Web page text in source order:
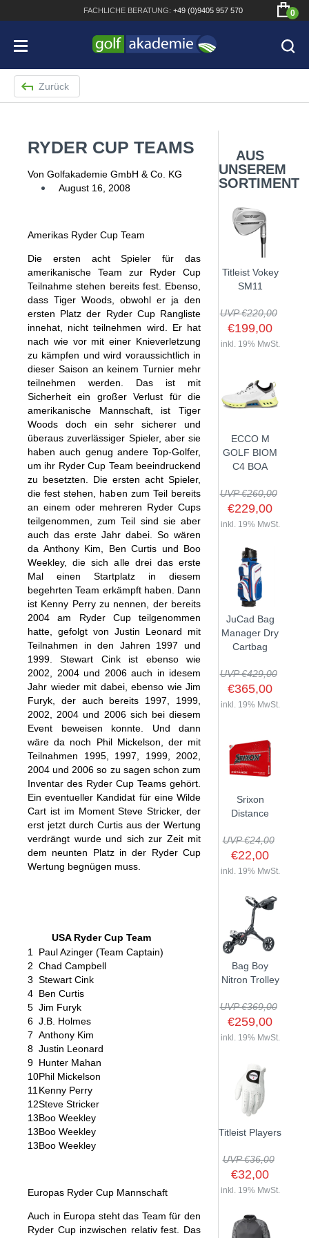
FACHLICHE BERATUNG: +49 (0)9405 957 570 0
Bridgestone JGR Driver 2018
Cobra King F8+ Driver
SHOP
GOLFSCHLÄGER
DRIVER
FAIRWAYHÖLZER
EISENSÄTZE
HYBRIDS
DRIVING EISEN
PUTTER
KINDER GOLFSCHLÄGER
KOMPLETTSETS
HEADS
SHAFTS
DEMOSCHLÄGER
BAGS
CARTBAGS
STANDBAGS
TRAVELBAGS
SONSTIGE BAGS
TROLLIES
PUSH- & PULLTROLLIES
ELEKTROTROLLIES
TROLLEY ZUBEHÖR
BÄLLE
GOLFBÄLLE
LOGOBÄLLE
SCHUHE
HERREN GOLFSCHUHE
DAMEN GOLFSCHUHE
KINDER GOLFSCHUHE
BEKLEIDUNG
HERREN
DAMEN
CAPS
GÜRTEL & SOCKEN
HANDSCHUHE
HERREN GOLFHANDSCHUHE
DAMEN GOLFHANDSCHUHE
KINDER GOLFHANDSCHUHE
ZUBEHÖR
ENTFERNUNGSMESSER
REGENSCHIRME
HANDTÜCHER
ACCESSOIRES
TRAININGSHILFEN
MONTAGE
KOMPONENTEN
GRIFFE
GUTSCHEINE
GUTSCHEINE
SALE
GOLFSCHLÄGER
BAGS
TROLLIES
SCHUHE
BEKLEIDUNG
HANDSCHUHE
ZUBEHÖR
EVENTS
GOLFKURSE
EVENTS
ANFRAGE
GUTSCHEINE
Zurück
RYDER CUP TEAMS
Von Golfakademie GmbH & Co. KG
August 16, 2008
Amerikas Ryder Cup Team
Die ersten acht Spieler für das
amerikanische Team zur Ryder Cup
Teilnahme stehen bereits fest. Ebenso,
dass Tiger Woods, obwohl er ja den
ersten Platz der Ryder Cup Rangliste
innehat, nicht teilnehmen wird. Er hat
nach wie vor mit einer Knieverletzung
zu kämpfen und wird voraussichtlich in
dieser Saison an keinem Turnier mehr
teilnehmen werden. Das ist mit
Sicherheit ein großer Verlust für die
amerikanische Mannschaft, ist Tiger
Woods doch ein sehr sicherer und
überaus zuverlässiger Spieler, aber sie
haben auch genug andere Top-Golfer,
um ihr Ryder Cup Team beeindruckend
zu besetzten. Die ersten acht Spieler,
die fest stehen, haben zum Teil bereits
an einem oder mehreren Ryder Cups
teilgenommen, zum Teil sind sie aber
auch das erste Jahr dabei. So wären
da Anthony Kim, Ben Curtis und Boo
Weekley, die sich alle drei das erste
Mal einen Startplatz in diesem
begehrten Team erkämpft haben. Dann
ist Kenny Perry zu nennen, der bereits
2004 am Ryder Cup teilgenommen
hatte, gefolgt von Justin Leonard mit
Teilnahmen in den Jahren 1997 und
1999. Stewart Cink ist ebenso wie
2002, 2004 und 2006 auch in idesem
Jahr wieder mit dabei, ebenso wie Jim
Furyk, der auch bereits 1997, 1999,
2002, 2004 und 2006 sich bei diesem
Event beweisen konnte. Und dann
wäre da noch Phil Mickelson, der mit
Teilnahmen 1995, 1997, 1999, 2002,
2004 und 2006 so zu sagen schon zum
Inventar des Ryder Cup Teams gehört.
Ein eventueller Kandidat für eine Wilde
Cart ist im Moment Steve Stricker, der
erst jetzt durch Curtis aus der Wertung
verdrängt wurde und sich zur Zeit mit
dem neunten Platz in der Ryder Cup
Wertung begnügen muss.
USA Ryder Cup Team
1
Paul Azinger (Team Captain)
2 Chad Campbell
3 Stewart Cink
4 Ben Curtis
5 Jim Furyk
6 J.B. Holmes
7 Anthony Kim
8 Justin Leonard
9 Hunter Mahan
10Phil Mickelson
11 Kenny Perry
12Steve Stricker
13Boo Weekley
13Boo Weekley
13Boo Weekley
Europas Ryder Cup Mannschaft
Auch in Europa steht das Team für den
Ryder Cup inzwischen relativ fest. Das
AUS
UNSEREM
SORTIMENT
Titleist Vokey
SM11
UVP €220,00
€199,00
inkl. 19% MwSt.
ECCO M
GOLF BIOM
C4 BOA
UVP €260,00
€229,00
inkl. 19% MwSt.
JuCad Bag
Manager Dry
Cartbag
UVP €429,00
€365,00
inkl. 19% MwSt.
Srixon
Distance
UVP €24,00
€22,00
inkl. 19% MwSt.
Bag Boy
Nitron Trolley
UVP €369,00
€259,00
inkl. 19% MwSt.
Titleist Players
UVP €36,00
€32,00
inkl. 19% MwSt.